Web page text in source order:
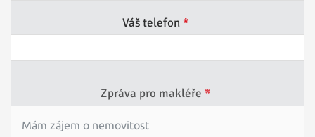
Váš telefon *
Zpráva pro makléře *